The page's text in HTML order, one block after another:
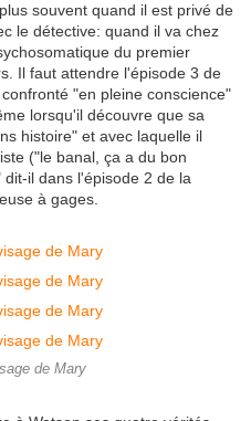
souvent quand il est privé de
le détective: quand il va chez
du premier
Il faut attendre l'épisode 3 de
"en pleine conscience"
lorsqu'il découvre que sa
histoire" et avec laquelle il
("le banal, ça a du bon
il dans l'épisode 2 de la
à gages.
de Mary